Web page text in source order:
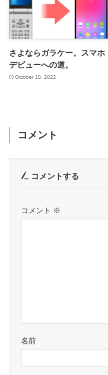
さよならガラケー。スマホ
デビューへの道。
October 10, 2022
コメント
コメントする
コメント ※
名前